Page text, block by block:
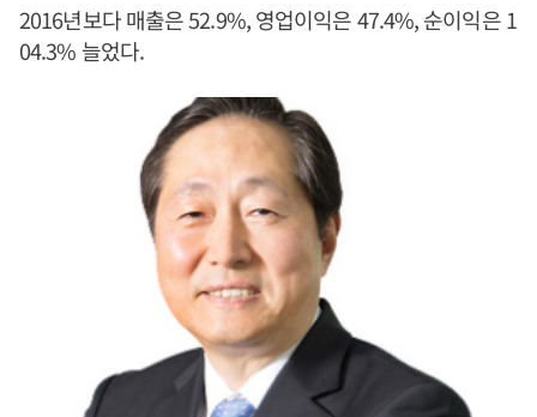
2016년보다 매출은 52.9%, 영업이익은 47.4%, 순이익은 1
04.3% 늘었다.